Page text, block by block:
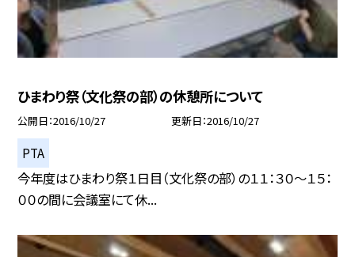
ひまわり祭（文化祭の部）の休憩所について
公開日 2016/10/27 更新日 2016/10/27
PTA
今年度はひまわり祭１日目（文化祭の部）の１１：３０〜１５：
００の間に会議室にて休...